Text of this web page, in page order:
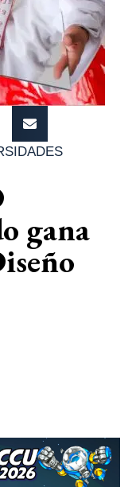
gana